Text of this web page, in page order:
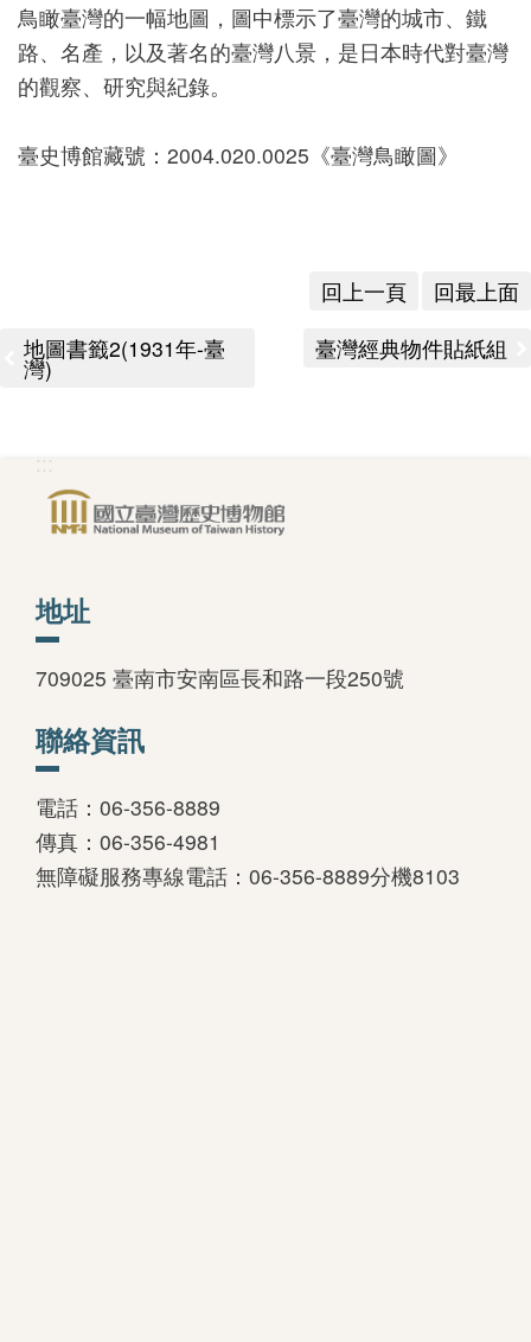
教
育
與
活
動
文
創
畫
網
站
導
覽
友
善
措
鳥瞰臺灣的一幅地圖，圖中標示了臺灣的城市、鐵
路、名產，以及著名的臺灣八景，是日本時代對臺灣
的觀察、研究與紀錄。
臺史博館藏號：2004.020.0025《臺灣鳥瞰圖》
回上一頁
回最上面
地圖書籤2(1931年-臺
灣)
臺灣經典物件貼紙組
:::
地址
709025 臺南市安南區長和路一段250號
聯絡資訊
電話：06-356-8889
傳真：06-356-4981
無障礙服務專線電話：06-356-8889分機8103